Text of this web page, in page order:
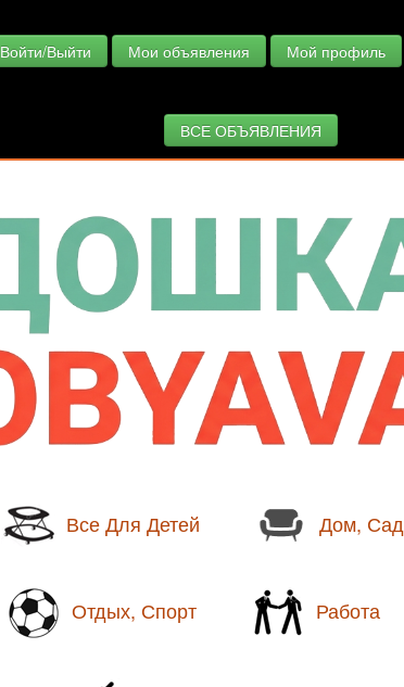
Войти/Выйти Мои объявления Мой профиль
ВСЕ ОБЪЯВЛЕНИЯ
Все Для Детей Дом, Сад
Отдых, Спорт Работа